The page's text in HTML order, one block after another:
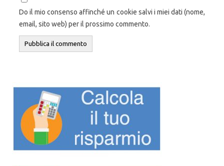
Do il mio consenso affinché un cookie salvi i miei dati (nome,
email, sito web) per il prossimo commento.